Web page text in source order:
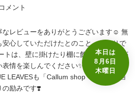
本日は
8月6日
木曜日
メント
なレビューをありがとうございます☺️ 無
心していただけたとのこと、何よりで
トは、壁に掛けたり棚に飾ったりしなが
情を楽しんでください✨ 気に入ってい
LEAVESも「Callum shop（カラムショ
の励みです❣️